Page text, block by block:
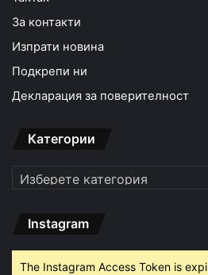
За контакти
Изпрати новина
Подкрепи ни
Декларация за поверителност
Категории
Категории
Instagram
The Instagram Access Token is